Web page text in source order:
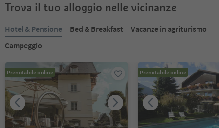
Trova il tuo alloggio nelle vicinanze
Hotel & Pensione Bed & Breakfast
Vacanze in agriturismo
Campeggio
Prenotabile online Prenotabile online